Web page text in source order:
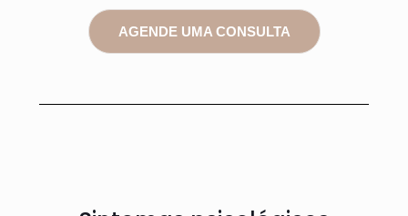
AGENDE UMA CONSULTA